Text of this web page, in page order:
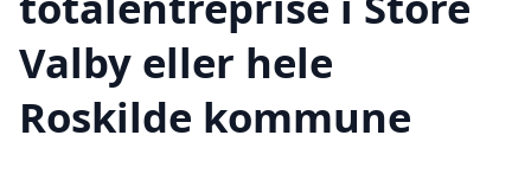
Valby eller hele
Roskilde kommune